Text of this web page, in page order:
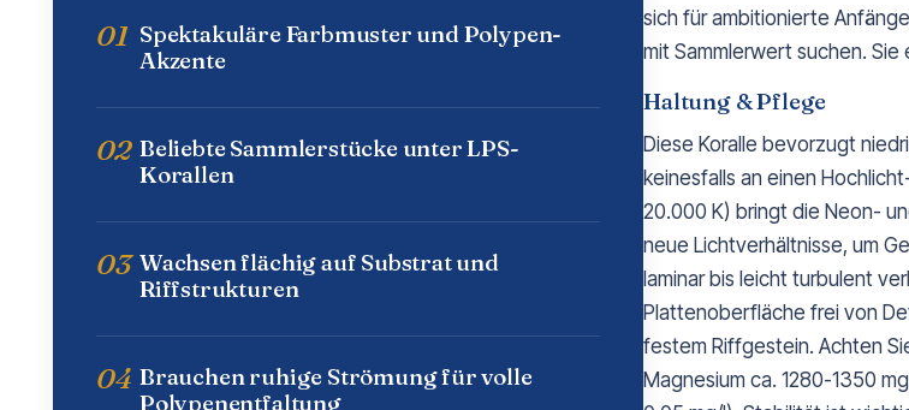
01 Spektakuläre Farbmuster und Polypen-
Akzente
02 Beliebte Sammlerstücke unter LPS-
Korallen
03 Wachsen flächig auf Substrat und
Riffstrukturen
04 Brauchen ruhige Strömung für volle
Polypenentfaltung
sich für ambitionierte
mit Sammlerwert suchen.
Haltung & Pflege
Diese Koralle bevorzugt
keinesfalls an einen
20.000 K) bringt die Neon-
neue Lichtverhältnisse, um
laminar bis leicht turbulent
Plattenoberfläche frei von
festem Riffgestein. Achten
Magnesium ca. 1280-1350